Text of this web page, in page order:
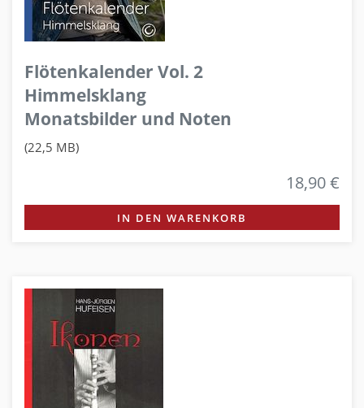
Flötenkalender Vol. 2
Himmelsklang
Monatsbilder und Noten
(22,5 MB)
18,90 €
IN DEN WARENKORB